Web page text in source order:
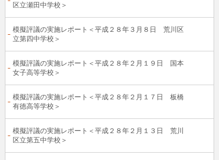
区立瀬田中学校＞
模擬評議の実施レポート＜平成２８年３月８日 荒川区
立第四中学校＞
模擬評議の実施レポート＜平成２８年２月１９日 国本
女子高等学校＞
模擬評議の実施レポート＜平成２８年２月１７日 板橋
有徳高等学校＞
模擬評議の実施レポート＜平成２８年２月１３日 荒川
区立第五中学校＞